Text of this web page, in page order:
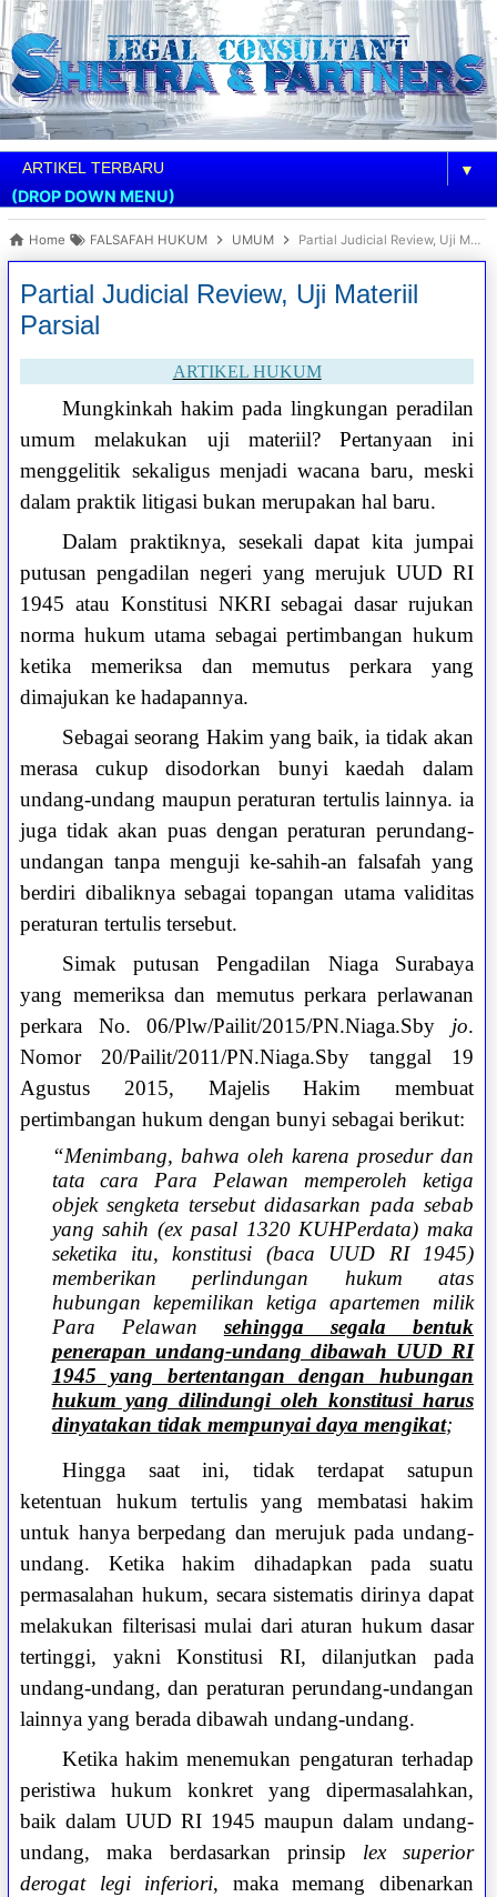
▼
(DROP DOWN MENU)
Home FALSAFAH HUKUM UMUM Partial Judicial Review, Uji Materiil Parsial
Partial Judicial Review, Uji Materiil
Parsial
ARTIKEL HUKUM
Mungkinkah hakim pada lingkungan peradilan
umum melakukan uji materiil? Pertanyaan ini
menggelitik sekaligus menjadi wacana baru, meski
dalam praktik litigasi bukan merupakan hal baru.
Dalam praktiknya, sesekali dapat kita jumpai
putusan pengadilan negeri yang merujuk UUD RI
1945 atau Konstitusi NKRI sebagai dasar rujukan
norma hukum utama sebagai pertimbangan hukum
ketika memeriksa dan memutus perkara yang
dimajukan ke hadapannya.
Sebagai seorang Hakim yang baik, ia tidak akan
merasa cukup disodorkan bunyi kaedah dalam
undang-undang maupun peraturan tertulis lainnya. ia
juga tidak akan puas dengan peraturan perundang-
undangan tanpa menguji ke-sahih-an falsafah yang
berdiri dibaliknya sebagai topangan utama validitas
peraturan tertulis tersebut.
Simak putusan Pengadilan Niaga Surabaya
yang memeriksa dan memutus perkara perlawanan
perkara No. 06/Plw/Pailit/2015/PN.Niaga.Sby jo.
Nomor 20/Pailit/2011/PN.Niaga.Sby tanggal 19
Agustus 2015, Majelis Hakim membuat
pertimbangan hukum dengan bunyi sebagai berikut:
“Menimbang, bahwa oleh karena prosedur dan
tata cara Para Pelawan memperoleh ketiga
objek sengketa tersebut didasarkan pada sebab
yang sahih (ex pasal 1320 KUHPerdata) maka
seketika itu, konstitusi (baca UUD RI 1945)
memberikan perlindungan hukum atas
hubungan kepemilikan ketiga apartemen milik
Para Pelawan sehingga segala bentuk
penerapan undang-undang dibawah UUD RI
1945 yang bertentangan dengan hubungan
hukum yang dilindungi oleh konstitusi harus
dinyatakan tidak mempunyai daya mengikat;
Hingga saat ini, tidak terdapat satupun
ketentuan hukum tertulis yang membatasi hakim
untuk hanya berpedang dan merujuk pada undang-
undang. Ketika hakim dihadapkan pada suatu
permasalahan hukum, secara sistematis dirinya dapat
melakukan filterisasi mulai dari aturan hukum dasar
tertinggi, yakni Konstitusi RI, dilanjutkan pada
undang-undang, dan peraturan perundang-undangan
lainnya yang berada dibawah undang-undang.
Ketika hakim menemukan pengaturan terhadap
peristiwa hukum konkret yang dipermasalahkan,
baik dalam UUD RI 1945 maupun dalam undang-
undang, maka berdasarkan prinsip lex superior
derogat legi inferiori, maka memang dibenarkan